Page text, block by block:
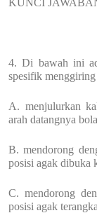
4. Di bawah ini
spesifik
A. menjulurkan
arah datangnya bola
B. mendorong
posisi agak dibuka
C. mendorong
posisi agak